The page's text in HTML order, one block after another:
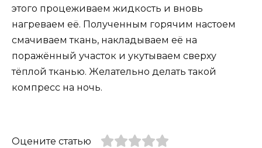
этого процеживаем жидкость и вновь
нагреваем её. Полученным горячим настоем
смачиваем ткань, накладываем её на
поражённый участок и укутываем сверху
тёплой тканью. Желательно делать такой
компресс на ночь.
Оцените статью